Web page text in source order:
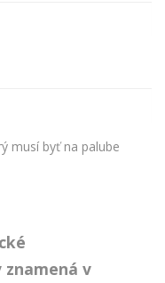
musí byť na palube
znamená v